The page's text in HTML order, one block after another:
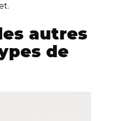
autres
de